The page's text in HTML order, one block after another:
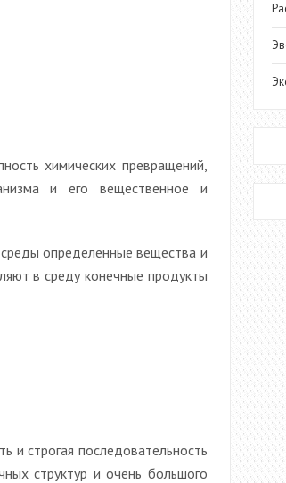
химических превращений,
и его вещественное и
определенные вещества и
в среду конечные продукты
и строгая последовательность
структур и очень большого